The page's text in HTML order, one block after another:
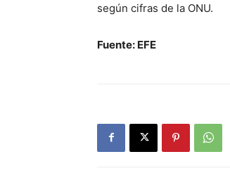
según cifras de la ONU.
Fuente: EFE